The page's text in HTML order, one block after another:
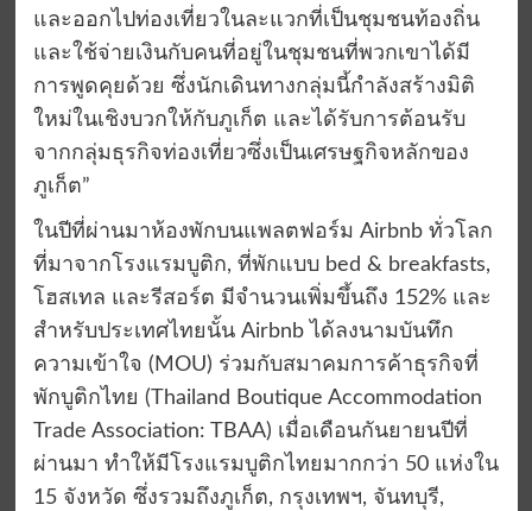
และออกไปท่องเที่ยวในละแวกที่เป็นชุมชนท้องถิ่น
และใช้จ่ายเงินกับคนที่อยู่ในชุมชนที่พวกเขาได้มี
การพูดคุยด้วย ซึ่งนักเดินทางกลุ่มนี้กำลังสร้างมิติ
ใหม่ในเชิงบวกให้กับภูเก็ต และได้รับการต้อนรับ
จากกลุ่มธุรกิจท่องเที่ยวซึ่งเป็นเศรษฐกิจหลักของ
ภูเก็ต”
ในปีที่ผ่านมาห้องพักบนแพลตฟอร์ม Airbnb ทั่วโลก
ที่มาจากโรงแรมบูติก, ที่พักแบบ bed & breakfasts,
โฮสเทล และรีสอร์ต มีจำนวนเพิ่มขึ้นถึง 152% และ
สำหรับประเทศไทยนั้น Airbnb ได้ลงนามบันทึก
ความเข้าใจ (MOU) ร่วมกับสมาคมการค้าธุรกิจที่
พักบูติกไทย (Thailand Boutique Accommodation
Trade Association: TBAA) เมื่อเดือนกันยายนปีที่
ผ่านมา ทำให้มีโรงแรมบูติกไทยมากกว่า 50 แห่งใน
15 จังหวัด ซึ่งรวมถึงภูเก็ต, กรุงเทพฯ, จันทบุรี,